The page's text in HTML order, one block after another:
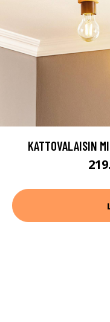
KATTOVALAISIN